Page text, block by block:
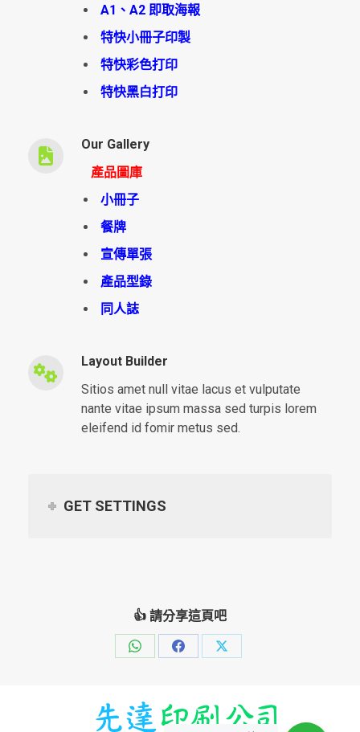
A1、A2 即取海報
特快小冊子印製
特快彩色打印
特快黑白打印
Our Gallery
產品圖庫
小冊子
餐牌
宣傳單張
產品型錄
同人誌
Layout Builder
Sitios amet null vitae lacus et vulputate
nante vitae ipsum massa sed turpis lorem
eleifend id fomir metus sed.
GET SETTINGS
👍 請分享這頁吧
Share
WhatsApp
Share
Facebook
Share